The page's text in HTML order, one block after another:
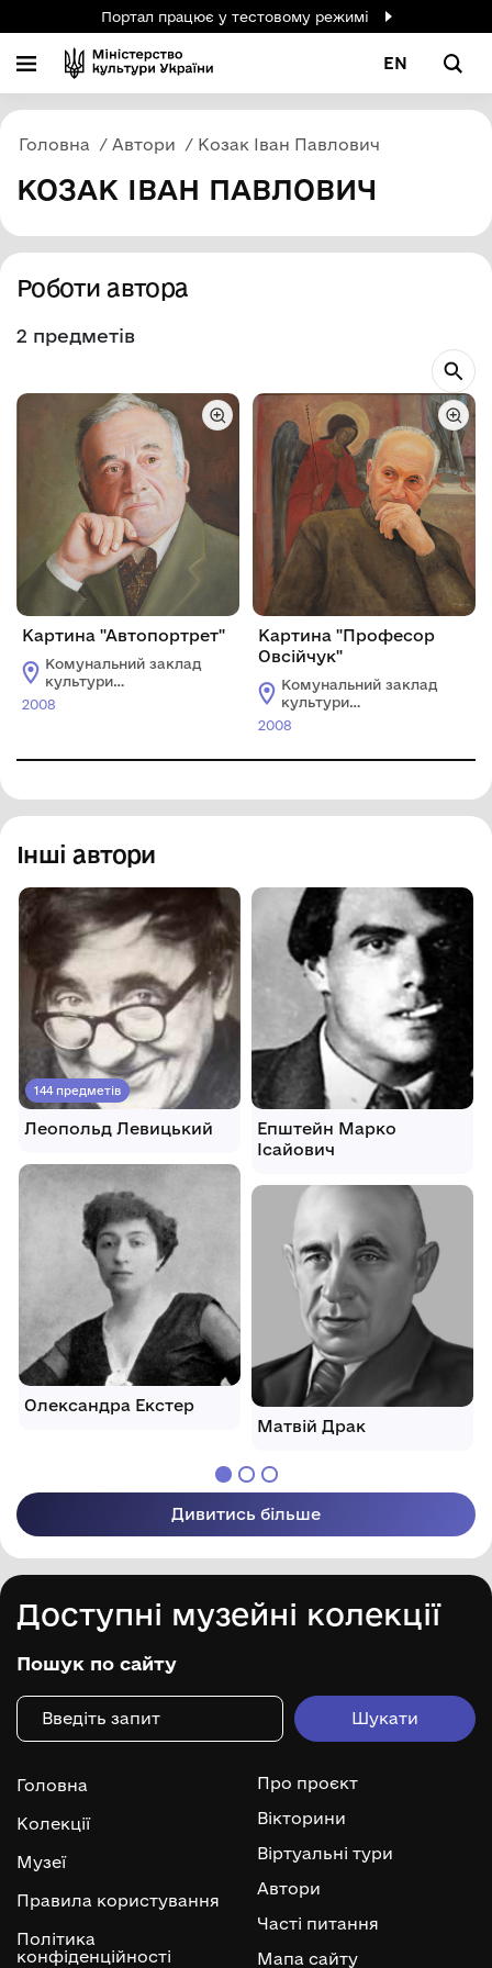
Портал працює у тестовому режимі
EN
Головна Автори Козак Іван Павлович
КОЗАК ІВАН ПАВЛОВИЧ
Роботи автора
2 предметів
Картина "Автопортрет"
Комунальний заклад
культури
"Хмельницький
2008
Картина "Професор
Овсійчук"
Комунальний заклад
культури
"Хмельницький
2008
Інші автори
144 предметів
Леопольд Левицький
Олександра Екстер
Епштейн Марко
Ісайович
Матвій Драк
Дивитись більше
Доступні музейні колекції
Пошук по сайту
Головна
Колекції
Музеї
Правила користування
Політика
конфіденційності
Про проєкт
Вікторини
Віртуальні тури
Автори
Часті питання
Мапа сайту